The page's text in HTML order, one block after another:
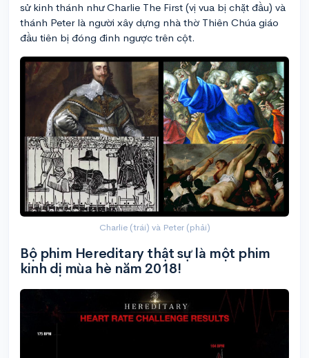
sử kinh thánh như Charlie The First (vị vua bị chặt đầu) và
thánh Peter là người xây dựng nhà thờ Thiên Chúa giáo
đầu tiên bị đóng đinh ngược trên cột.
Charlie (trái) và Peter (phải)
Bộ phim Hereditary thật sự là một phim
kinh dị mùa hè năm 2018!